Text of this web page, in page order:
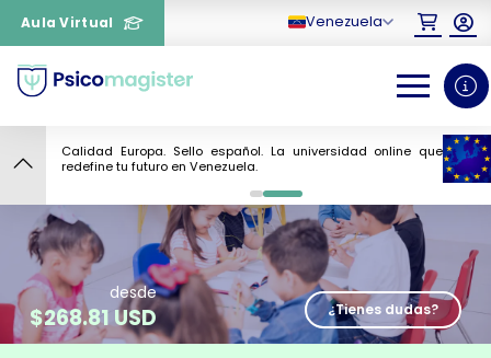
Aula Virtual Venezuela
Calidad Europa. Sello español. La universidad online que
redefine tu futuro en Venezuela.
0 1
5
desde
$268.81 USD ¿Tienes dudas?